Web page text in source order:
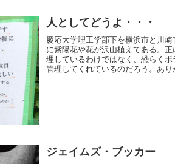
人としてどうよ・・・
慶応大学理工学部下を横浜市と川
に紫陽花や花が沢山植えてある。
理しているわけではなく、恐らく
管理してくれているのだろう。あり
ジェイムズ・ブッカー